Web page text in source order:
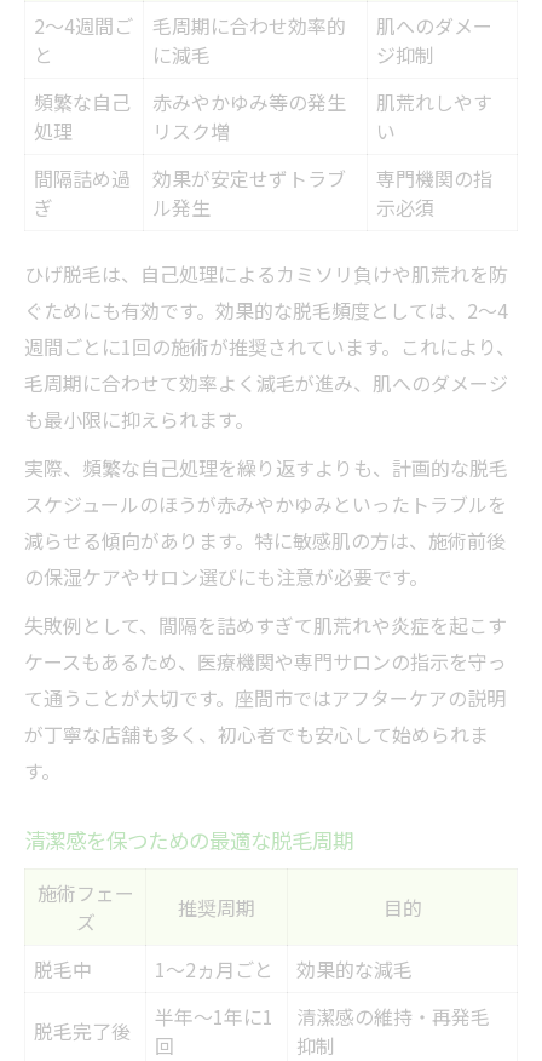
2～4週間ご
と
毛周期に合わせ効率的
に減毛
肌へのダメー
ジ抑制
頻繁な自己
処理
赤みやかゆみ等の発生
リスク増
肌荒れしやす
い
間隔詰め過
ぎ
効果が安定せずトラブ
ル発生
専門機関の指
示必須
ひげ脱毛は、自己処理によるカミソリ負けや肌荒れを防
ぐためにも有効です。効果的な脱毛頻度としては、2～4
週間ごとに1回の施術が推奨されています。これにより、
毛周期に合わせて効率よく減毛が進み、肌へのダメージ
も最小限に抑えられます。
実際、頻繁な自己処理を繰り返すよりも、計画的な脱毛
スケジュールのほうが赤みやかゆみといったトラブルを
減らせる傾向があります。特に敏感肌の方は、施術前後
の保湿ケアやサロン選びにも注意が必要です。
失敗例として、間隔を詰めすぎて肌荒れや炎症を起こす
ケースもあるため、医療機関や専門サロンの指示を守っ
て通うことが大切です。座間市ではアフターケアの説明
が丁寧な店舗も多く、初心者でも安心して始められま
す。
清潔感を保つための最適な脱毛周期
施術フェー
ズ
推奨周期 目的
脱毛中 1～2ヵ月ごと 効果的な減毛
脱毛完了後
半年～1年に1
回
清潔感の維持・再発毛
抑制